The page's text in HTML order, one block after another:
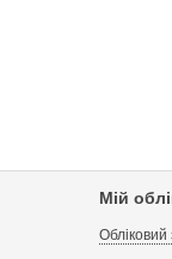
Мій
Обліковий